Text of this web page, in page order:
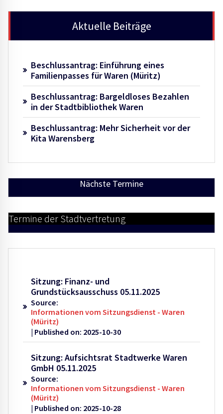
Aktuelle Beiträge
Beschlussantrag: Einführung eines
Familienpasses für Waren (Müritz)
Beschlussantrag: Bargeldloses Bezahlen
in der Stadtbibliothek Waren
Beschlussantrag: Mehr Sicherheit vor der
Kita Warensberg
Nächste Termine
Termine der Stadtvertretung
Sitzung: Finanz- und
Grundstücksausschuss 05.11.2025
Source:
Informationen vom Sitzungsdienst - Waren
(Müritz)
Published on: 2025-10-30
Sitzung: Aufsichtsrat Stadtwerke Waren
GmbH 05.11.2025
Source:
Informationen vom Sitzungsdienst - Waren
(Müritz)
Published on: 2025-10-28